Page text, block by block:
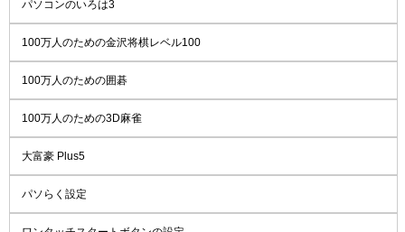
パソコンのいろは3
100万人のための金沢将棋レベル100
100万人のための囲碁
100万人のための3D麻雀
大富豪 Plus5
パソらく設定